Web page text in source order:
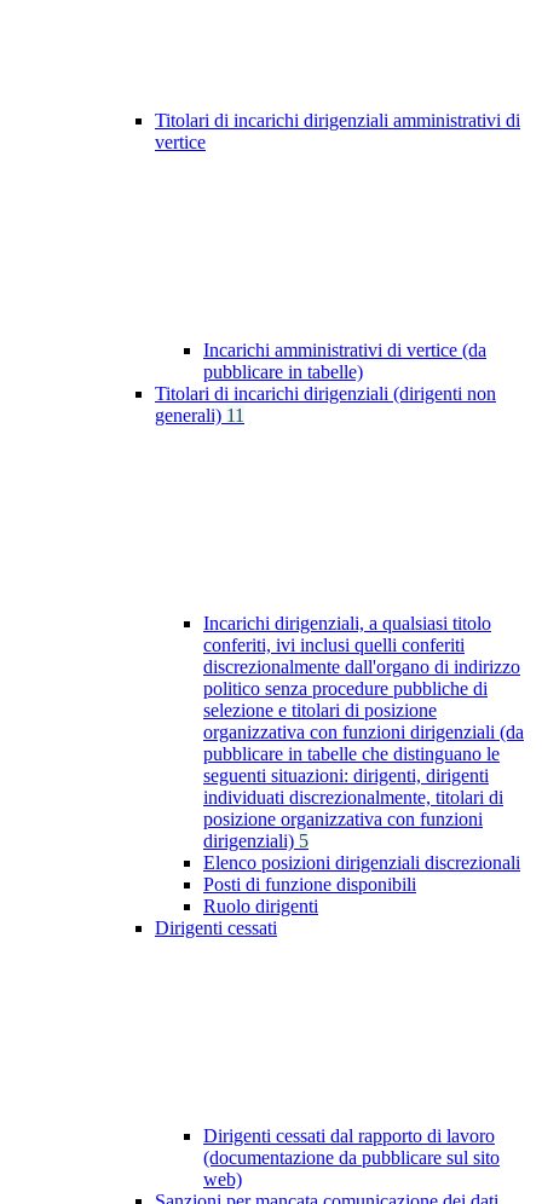
Titolari di incarichi dirigenziali amministrativi di
vertice
Incarichi amministrativi di vertice (da
pubblicare in tabelle)
Titolari di incarichi dirigenziali (dirigenti non
generali) 11
Incarichi dirigenziali, a qualsiasi titolo
conferiti, ivi inclusi quelli conferiti
discrezionalmente dall'organo di indirizzo
politico senza procedure pubbliche di
selezione e titolari di posizione
organizzativa con funzioni dirigenziali (da
pubblicare in tabelle che distinguano le
seguenti situazioni: dirigenti, dirigenti
individuati discrezionalmente, titolari di
posizione organizzativa con funzioni
dirigenziali) 5
Elenco posizioni dirigenziali discrezionali
Posti di funzione disponibili
Ruolo dirigenti
Dirigenti cessati
Dirigenti cessati dal rapporto di lavoro
(documentazione da pubblicare sul sito
web)